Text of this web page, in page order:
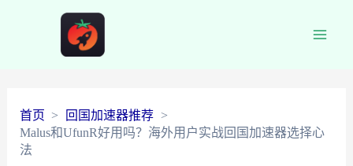
首页
回国加速器推荐
Malus和UfunR好用吗？海外用户实战回国加速器选择心
法